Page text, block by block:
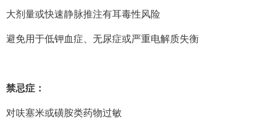
大剂量或快速静脉推注有耳毒性风险
避免用于低钾血症、无尿症或严重电解质失衡
禁忌症：
对呋塞米或磺胺类药物过敏